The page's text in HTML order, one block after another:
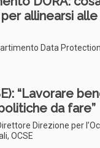
allinearsi
Data
“Lavorare
da fare”
Direzione per
OCSE